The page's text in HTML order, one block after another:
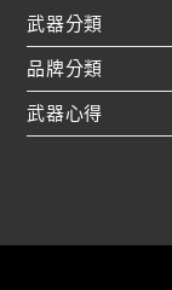
武器分類
品牌分類
武器心得